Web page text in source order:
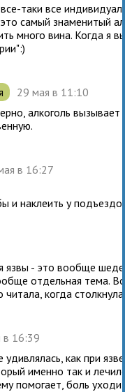
таки все
это самый знаменитый
много вина. Когда я
29 мая в 11:10
алкоголь
в 16:27
и наклеить у
язвы - это вообще
отдельная тема.
читала, когда
в 16:39
удивлялась, как при
именно так и
помогает, боль